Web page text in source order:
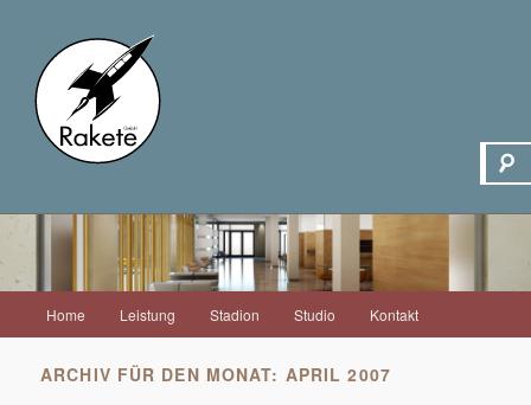
Zum
Inhalt
Zum
sekundären
Home Leistung Stadion Studio Kontakt
ARCHIV FÜR DEN MONAT: APRIL 2007